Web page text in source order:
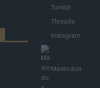
Tumblr
Threads
Instagram
Mastodon